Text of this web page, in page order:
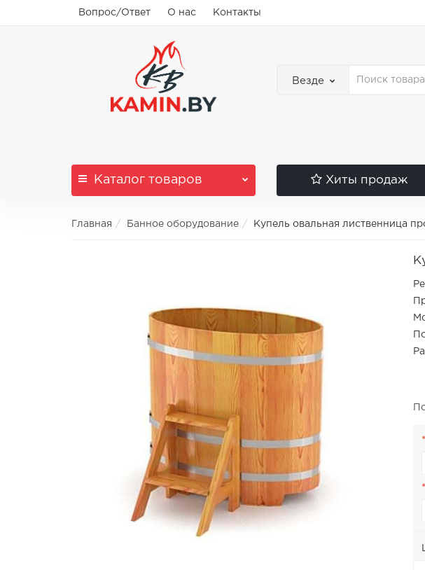
Вопрос/Ответ О нас Контакты
Везде
Каталог товаров Хиты продаж
Главная Банное оборудование Купель овальная лиственница